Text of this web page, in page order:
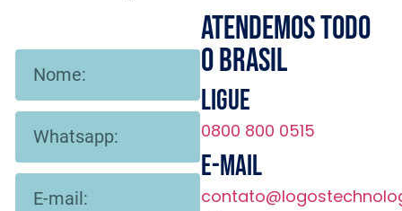
Atendemos todo
o brasil
Ligue
0800 800 0515
E-mail